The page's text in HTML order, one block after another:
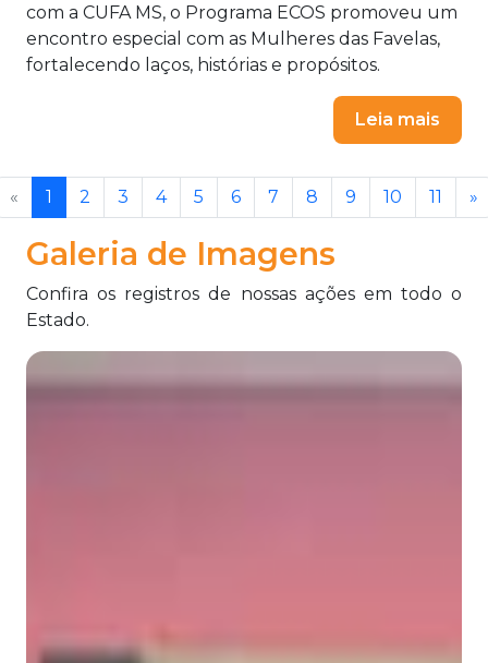
com a CUFA MS, o Programa ECOS promoveu um
encontro especial com as Mulheres das Favelas,
fortalecendo laços, histórias e propósitos.
Leia mais
« 1 2 3 4 5 6 7 8 9 10 11 »
Galeria de Imagens
Confira os registros de nossas ações em todo o
Estado.